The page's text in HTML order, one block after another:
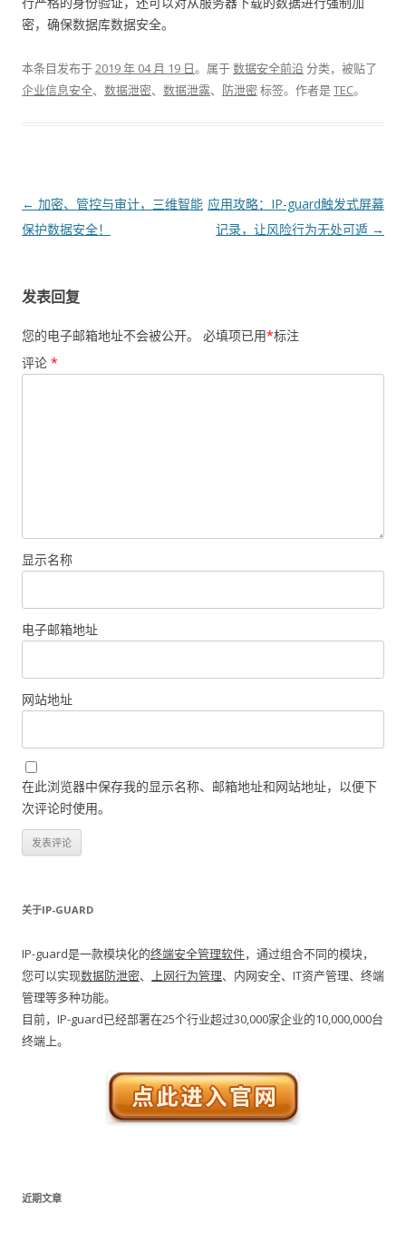
密，确保数据库数据安全。
本条目发布于2019 年 04 月 19 日。属于数据安全前沿分类，被贴了
企业信息安全、 数据泄密、 数据泄露、 防泄密标签。 作者是TEC。
文章导航
← 加密、管控与审计，三维智能
保护数据安全！
应用攻略：IP-guard触发式屏幕
记录，让风险行为无处可遁 →
发表回复
您的电子邮箱地址不会被公开。 必填项已用*标注
评论 *
显示名称
电子邮箱地址
网站地址
在此浏览器中保存我的显示名称、邮箱地址和网站地址，以便下
次评论时使用。
关于IP-GUARD
IP-guard是一款模块化的终端安全管理软件，通过组合不同的模块，
您可以实现数据防泄密、 上网行为管理、内网安全、IT资产管理、终端
管理等多种功能。
目前，IP-guard已经部署在25个行业超过30,000家企业的10,000,000台
终端上。
近期文章